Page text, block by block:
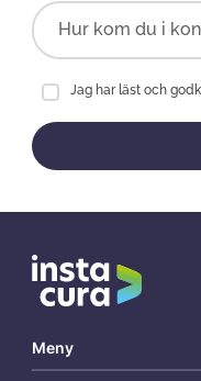
Jag har läst och
Meny